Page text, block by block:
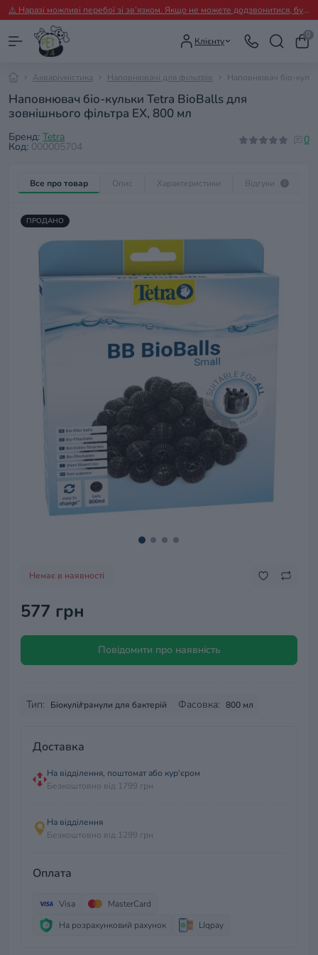
⚠️ Наразі можливі перебої зі зв’язком. Якщо не можете додзвонитися, будь ласка, пишіть нам у Viber.
Клієнту
0
Акваріумістика Наповнювачі для фільтрів Наповнювач біо-
Наповнювач біо-кульки Tetra BioBalls для
зовнішнього фільтра EX, 800 мл
Бренд: Tetra
Код: 000005704
0
Все про товар Опис Характеристики Відгуки
ПРОДАНО
Немає в наявності
577 грн
Повідомити про наявність
Тип: Біокулі/гранули для бактерій Фасовка: 800 мл
Доставка
На відділення, поштомат або кур'єром
Безкоштовно від 1799 грн
На відділення
Безкоштовно від 1299 грн
Оплата
Visa
MasterCard
На розрахунковий рахунок
LIqpay